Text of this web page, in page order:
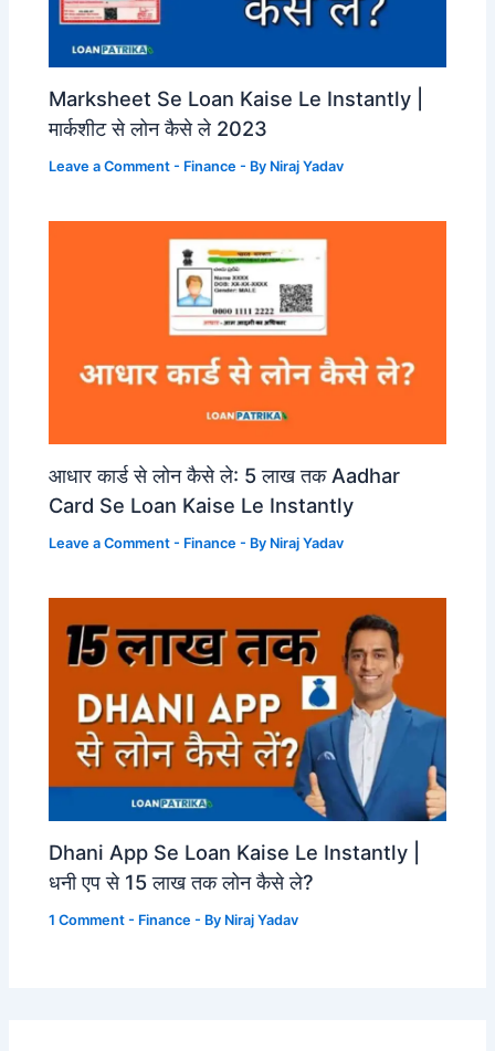
Marksheet Se Loan Kaise Le Instantly |
मार्कशीट से लोन कैसे ले 2023
Leave a Comment - Finance - By Niraj Yadav
आधार कार्ड से लोन कैसे ले: 5 लाख तक Aadhar
Card Se Loan Kaise Le Instantly
Leave a Comment - Finance - By Niraj Yadav
Dhani App Se Loan Kaise Le Instantly |
धनी एप से 15 लाख तक लोन कैसे ले?
1 Comment - Finance - By Niraj Yadav